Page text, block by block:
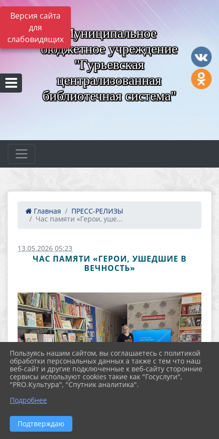
Версия сайта
для
слабовидящих Муниципальное
бюджетное учреждение
"Гурьевская
централизованная
библиотечная система"
Главная
ПРЕСС-РЕЛИЗЫ
Час памяти «Герои, уше...
13.05.2026 05:23
ЧАС ПАМЯТИ «ГЕРОИ, УШЕДШИЕ В
ВЕЧНОСТЬ»
Пользуясь нашим сайтом, вы соглашаетесь с политикой
обработки персональных данных а также с тем что наш
веб-сайт и другие подключенные к веб-сайту сторонние
сервисы используют cookies такие как "Госуслуги",
"PRO.Культура", "Спутник аналитика".
Подробнее
Подтверждаю